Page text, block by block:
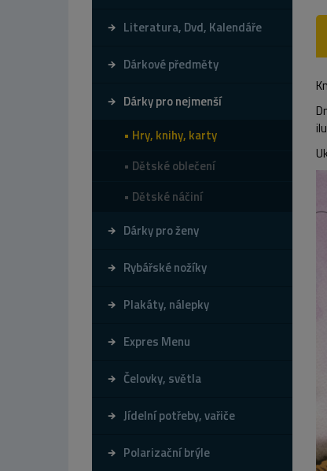
Literatura, Dvd, Kalendáře
Dárkové předměty
Dárky pro nejmenší
Hry, knihy, karty
Dětské oblečení
Dětské náčiní
Dárky pro ženy
Rybářské nožíky
Plakáty, nálepky
Expres Menu
Čelovky, světla
Jídelní potřeby, vařiče
Polarizační brýle